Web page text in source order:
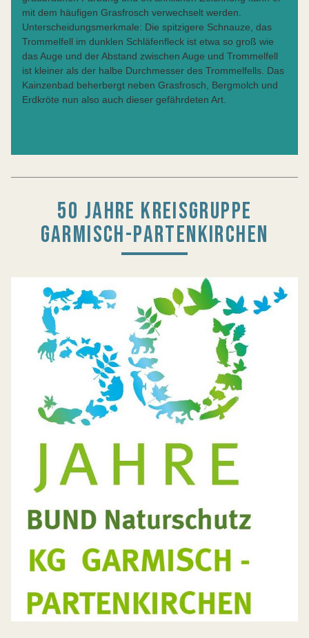
mit dem häufigen Grasfrosch verwechselt werden.
Unterscheidungsmerkmale: Die spitzigere Schnauze, das
Trommelfell im dunklen Schläfenfleck ist etwa so groß wie
das Auge und der Abstand zwischen Auge und Trommelfell
ist kleiner als der halbe Durchmesser des Trommelfells. Das
Kainzenbad beherbergt neben Grasfrosch, Bergmolch und
Erdkröte nun also auch dieser gefährdeten Art.
50 JAHRE KREISGRUPPE
GARMISCH-PARTENKIRCHEN